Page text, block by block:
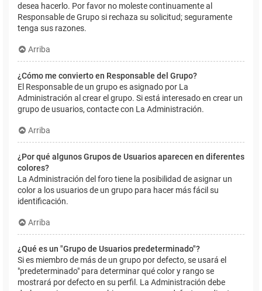
desea hacerlo. Por favor no moleste continuamente al
Responsable de Grupo si rechaza su solicitud; seguramente
tenga sus razones.
Arriba
¿Cómo me convierto en Responsable del Grupo?
El Responsable de un grupo es asignado por La
Administración al crear el grupo. Si está interesado en crear un
grupo de usuarios, contacte con La Administración.
Arriba
¿Por qué algunos Grupos de Usuarios aparecen en diferentes
colores?
La Administración del foro tiene la posibilidad de asignar un
color a los usuarios de un grupo para hacer más fácil su
identificación.
Arriba
¿Qué es un "Grupo de Usuarios predeterminado"?
Si es miembro de más de un grupo por defecto, se usará el
"predeterminado" para determinar qué color y rango se
mostrará por defecto en su perfil. La Administración debe